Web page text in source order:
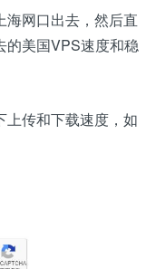
海网口出去，然后直
的美国VPS速度和稳
上传和下载速度，如